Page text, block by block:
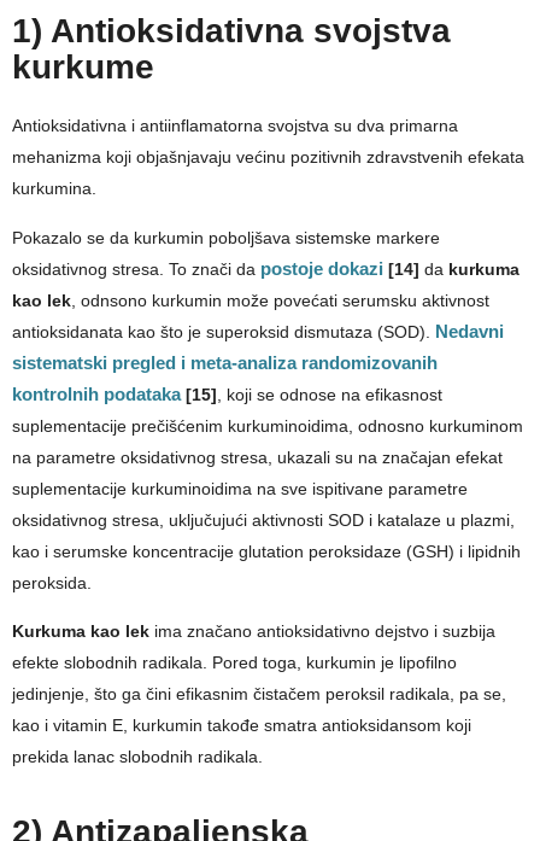
1) Antioksidativna svojstva
kurkume
Antioksidativna i antiinflamatorna svojstva su dva primarna
mehanizma koji objašnjavaju većinu pozitivnih zdravstvenih efekata
kurkumina.
Pokazalo se da kurkumin poboljšava sistemske markere
oksidativnog stresa. To znači da postoje dokazi [14] da kurkuma
kao lek , odnsono kurkumin može povećati serumsku aktivnost
antioksidanata kao što je superoksid dismutaza (SOD).
Nedavni
sistematski pregled i meta-analiza randomizovanih
kontrolnih podataka[15] , koji se odnose na efikasnost
suplementacije prečišćenim kurkuminoidima, odnosno kurkuminom
na parametre oksidativnog stresa, ukazali su na značajan efekat
suplementacije kurkuminoidima na sve ispitivane parametre
oksidativnog stresa, uključujući aktivnosti SOD i katalaze u plazmi,
kao i serumske koncentracije glutation peroksidaze (GSH) i lipidnih
peroksida.
Kurkuma kao lek ima značano antioksidativno dejstvo i suzbija
efekte slobodnih radikala. Pored toga, kurkumin je lipofilno
jedinjenje, što ga čini efikasnim čistačem peroksil radikala, pa se,
kao i vitamin E, kurkumin takođe smatra antioksidansom koji
prekida lanac slobodnih radikala.
2) Antizapaljenska